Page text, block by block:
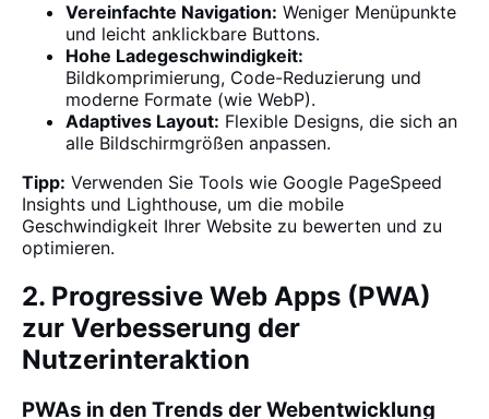
Vereinfachte Navigation: Weniger Menüpunkte
und leicht anklickbare Buttons.
Hohe Ladegeschwindigkeit:
Bildkomprimierung, Code-Reduzierung und
moderne Formate (wie WebP).
Adaptives Layout: Flexible Designs, die sich an
alle Bildschirmgrößen anpassen.
Tipp: Verwenden Sie Tools wie Google PageSpeed
Insights und Lighthouse, um die mobile
Geschwindigkeit Ihrer Website zu bewerten und zu
optimieren.
2. Progressive Web Apps (PWA)
zur Verbesserung der
Nutzerinteraktion
PWAs in den Trends der Webentwicklung